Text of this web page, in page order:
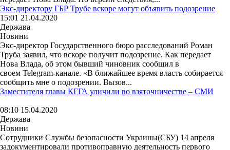
Экс-директору ГБР Трубе вскоре могут объявить подозрение
15:01 21.04.2020
Держава
Новини
Экс-директор Государственного бюро расследований Роман
Труба заявил, что вскоре получит подозрение. Как передает
Нова Влада, об этом бывший чиновник сообщил в
своем Telegram-канале. «В ближайшее время власть собирается
сообщить мне о подозрении. Вызов...
Заместителя главы КГГА уличили во взяточничестве – СМИ
08:10 15.04.2020
Держава
Новини
Сотрудники Службы безопасности Украины(СБУ) 14 апреля
задокументировали противоправную деятельность первого